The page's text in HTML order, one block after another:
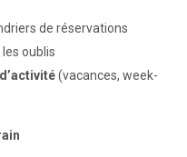
de réservations
oublis
(vacances, week-